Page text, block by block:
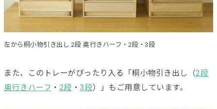
左から桐小物引き出し 2段 奥行きハーフ・2段・3段
また、このトレーがぴったり入る「桐小物引き出し（2段
奥行きハーフ ・ 2段 ・ 3段）」もご用意しています。